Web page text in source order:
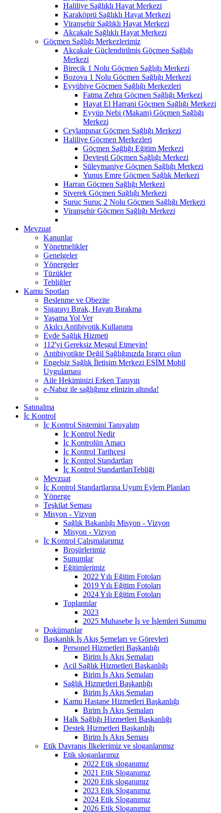
Haliliye Sağlıklı Hayat Merkezi
Karaköprü Sağlıklı Hayat Merkezi
Viranşehir Sağlıklı Hayat Merkezi
Akçakale Sağlıklı Hayat Merkezi
Göçmen Sağlığı Merkezlerimiz
Akçakale Güçlendirilmiş Göçmen Sağlığı
Merkezi
Birecik 1 Nolu Göçmen Sağlığı Merkezi
Bozova 1 Nolu Göçmen Sağlığı Merkezi
Eyyübiye Göçmen Sağlığı Merkezleri
Fatma Zehra Göçmen Sağlığı Merkezi
Hayat El Harrani Göçmen Sağlığı Merkezi
Eyyüp Nebi (Makam) Göçmen Sağlığı
Merkezi
Ceylanpınar Göçmen Sağlığı Merkezi
Haliliye Göçmen Merkezleri
Göçmen Sağlığı Eğitim Merkezi
Devteşti Göçmen Sağlığı Merkezi
Süleymaniye Göçmen Sağlığı Merkezi
Yunus Emre Göçmen Sağlık Merkezi
Harran Göçmen Sağlığı Merkezi
Siverek Göçmen Sağlığı Merkezi
Suruç Suruç 2 Nolu Göçmen Sağlığı Merkezi
Viranşehir Göçmen Sağlığı Merkezi
Mevzuat
Kanunlar
Yönetmelikler
Genelgeler
Yönergeler
Tüzükler
Tebliğler
Kamu Spotları
Beslenme ve Obezite
Sigarayı Bırak, Hayatı Bırakma
Yaşama Yol Ver
Akılcı Antibiyotik Kullanımı
Evde Sağlık Hizmeti
112'yi Gereksiz Meşgul Etmeyin!
Antibiyotikte Değil Sağlığınızda Israrcı olun
Engelsiz Sağlık İletişim Merkezi ESİM Mobil
Uygulaması
Aile Hekiminizi Erken Tanıyın
e-Nabız ile sağlığınız elinizin altında!
Satınalma
İç Kontrol
İç Kontrol Sistemini Tanıyalım
İç Kontrol Nedir
İç Kontrolün Amacı
İç Kontrol Tarihçesi
İç Kontrol Standartları
İç Kontrol StandartlarıTebliği
Mevzuat
İç Kontrol Standartlarına Uyum Eylem Planları
Yönerge
Teşkilat Şeması
Misyon - Vizyon
Sağlık Bakanlığı Misyon - Vizyon
Misyon - Vizyon
İç Kontrol Çalışmalarımız
Broşürlerimiz
Sunumlar
Eğitimlerimiz
2022 Yılı Eğitim Fotoları
2019 Yılı Eğitim Fotoları
2024 Yılı Eğitim Fotoları
Toplantılar
2023
2025 Muhasebe İş ve İşlemleri Sunumu
Dokümanlar
Başkanlık İş Akış Şemeları ve Görevleri
Personel Hizmetleri Başkanlığı
Birim İş Akış Şemaları
Acil Sağlık Hizmetleri Başkanlığı
Birim İş Akış Şemaları
Sağlık Hizmetleri Başkanlığı
Birim İş Akış Şemaları
Kamu Hastane Hizmetleri Başkanlığı
Birim İş Akış Şemaları
Halk Sağlığı Hizmetleri Başkanlığı
Destek Hizmetleri Başkanlığı
Birim İş Akış Şeması
Etik Davranış İlkelerimiz ve sloganlarımız
Etik sloganlarımız
2022 Etik sloganımız
2021 Etik Sloganımız
2020 Etik sloganımız
2023 Etik Sloganımız
2024 Etik Sloganımız
2026 Etik Sloganımız